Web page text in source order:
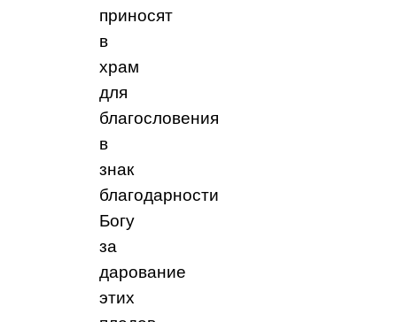
приносят
в
храм
для
благословения
в
знак
благодарности
Богу
за
дарование
этих